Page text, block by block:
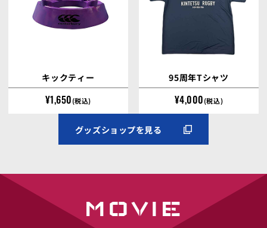
キックティー
1,650(税込)
95周年Tシャツ
4,000(税込)
グッズショップを見る
MOVIE